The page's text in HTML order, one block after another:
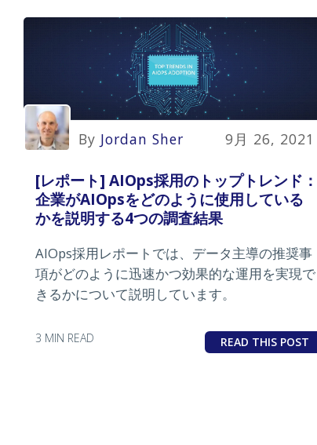
By Jordan Sher 9月 26, 2021
[レポート] AIOps採用のトップトレンド：
企業がAIOpsをどのように使用している
かを説明する4つの調査結果
AIOps採用レポートでは、データ主導の推奨事
項がどのように迅速かつ効果的な運用を実現で
きるかについて説明しています。
3 MIN READ READ THIS POST